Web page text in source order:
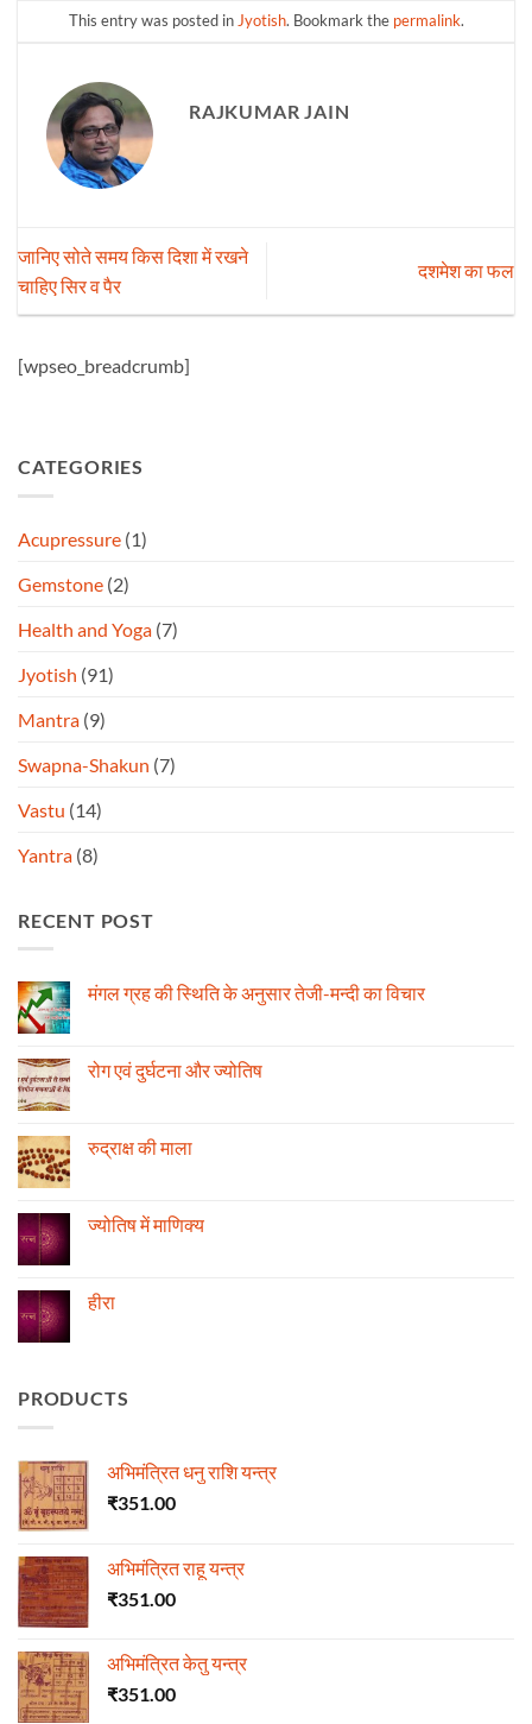
This entry was posted in Jyotish. Bookmark the permalink.
RAJKUMAR JAIN
जानिए सोते समय किस दिशा में रखने
चाहिए सिर व पैर
दशमेश का फल
[wpseo_breadcrumb]
CATEGORIES
Acupressure (1)
Gemstone (2)
Health and Yoga (7)
Jyotish (91)
Mantra (9)
Swapna-Shakun (7)
Vastu (14)
Yantra (8)
RECENT POST
मंगल ग्रह की स्थिति के अनुसार तेजी-मन्दी का विचार
मंगल
ग्रह
अनुसार
तेजी-
रोग एवं दुर्घटना और ज्योतिष
रोग
एवं
रुद्राक्ष की माला
रुद्राक्ष
की
ज्योतिष में माणिक्य
ज्योतिष
मेंहीरा
PRODUCTS
अभिमंत्रित धनु राशि यन्त्र
₹351.00
अभिमंत्रित राहू यन्त्र
₹351.00
अभिमंत्रित केतु यन्त्र
₹351.00